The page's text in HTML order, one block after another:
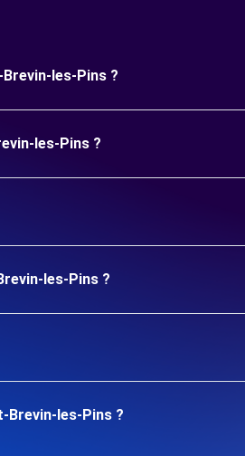
les-Pins ?
les-Pins ?
les-Pins ?
Brevin-les-Pins ?